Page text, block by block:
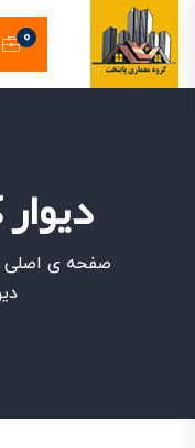
0
صفحه ی اصلی